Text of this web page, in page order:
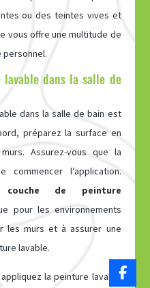
ou des teintes vives et
vous offre une multitude de
personnel.
dans la salle de
dans la salle de bain est
préparez la surface en
Assurez-vous que la
l’application.
couche de peinture
pour les environnements
les murs et à assurer une
lavable.
la peinture lavable